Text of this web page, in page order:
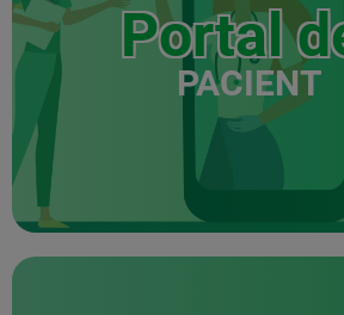
Portal
PACIENT